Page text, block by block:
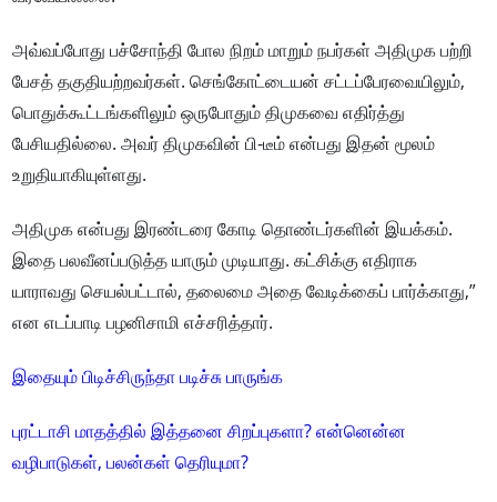
அவ்வப்போது பச்சோந்தி போல நிறம் மாறும் நபர்கள் அதிமுக பற்றி
பேசத் தகுதியற்றவர்கள். செங்கோட்டையன் சட்டப்பேரவையிலும்,
பொதுக்கூட்டங்களிலும் ஒருபோதும் திமுகவை எதிர்த்து
பேசியதில்லை. அவர் திமுகவின் பி-டீம் என்பது இதன் மூலம்
உறுதியாகியுள்ளது.
அதிமுக என்பது இரண்டரை கோடி தொண்டர்களின் இயக்கம்.
இதை பலவீனப்படுத்த யாரும் முடியாது. கட்சிக்கு எதிராக
யாராவது செயல்பட்டால், தலைமை அதை வேடிக்கைப் பார்க்காது,”
என எடப்பாடி பழனிசாமி எச்சரித்தார்.
இதையும் பிடிச்சிருந்தா படிச்சு பாருங்க
புரட்டாசி மாதத்தில் இத்தனை சிறப்புகளா? என்னென்ன
வழிபாடுகள், பலன்கள் தெரியுமா?